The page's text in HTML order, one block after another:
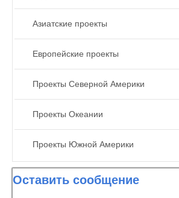
Азиатские проекты
Европейские проекты
Проекты Северной Америки
Проекты Океании
Проекты Южной Америки
Оставить сообщение